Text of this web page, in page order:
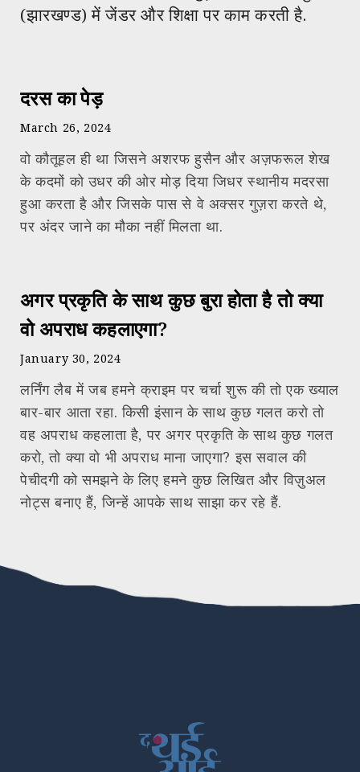
(झारखण्ड) में जेंडर और शिक्षा पर काम करती है.
दरस का पेड़
March 26, 2024
वो कौतूहल ही था जिसने अशरफ हुसैन और अज़फरूल शेख
के कदमों को उधर की ओर मोड़ दिया जिधर स्थानीय मदरसा
हुआ करता है और जिसके पास से वे अक्सर गुज़रा करते थे,
पर अंदर जाने का मौका नहीं मिलता था.
अगर प्रकृति के साथ कुछ बुरा होता है तो क्या
वो अपराध कहलाएगा?
January 30, 2024
लर्निंग लैब में जब हमने क्राइम पर चर्चा शुरू की तो एक ख्याल
बार-बार आता रहा. किसी इंसान के साथ कुछ गलत करो तो
वह अपराध कहलाता है, पर अगर प्रकृति के साथ कुछ गलत
करो, तो क्या वो भी अपराध माना जाएगा? इस सवाल की
पेचीदगी को समझने के लिए हमने कुछ लिखित और विज़ुअल
नोट्स बनाए हैं, जिन्हें आपके साथ साझा कर रहे हैं.